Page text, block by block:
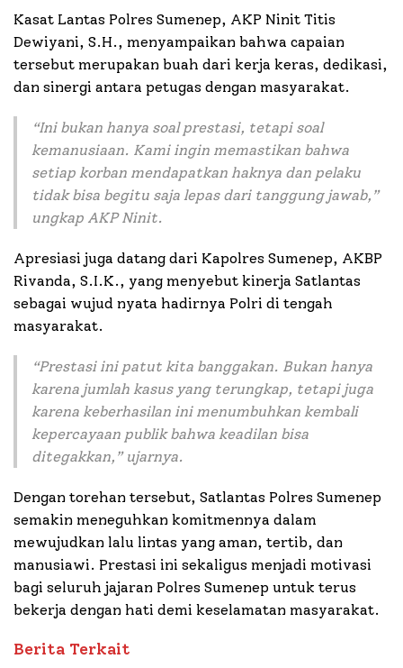
Kasat Lantas Polres Sumenep, AKP Ninit Titis
Dewiyani, S.H., menyampaikan bahwa capaian
tersebut merupakan buah dari kerja keras, dedikasi,
dan sinergi antara petugas dengan masyarakat.
“Ini bukan hanya soal prestasi, tetapi soal
kemanusiaan. Kami ingin memastikan bahwa
setiap korban mendapatkan haknya dan pelaku
tidak bisa begitu saja lepas dari tanggung jawab,”
ungkap AKP Ninit.
Apresiasi juga datang dari Kapolres Sumenep, AKBP
Rivanda, S.I.K., yang menyebut kinerja Satlantas
sebagai wujud nyata hadirnya Polri di tengah
masyarakat.
“Prestasi ini patut kita banggakan. Bukan hanya
karena jumlah kasus yang terungkap, tetapi juga
karena keberhasilan ini menumbuhkan kembali
kepercayaan publik bahwa keadilan bisa
ditegakkan,”ujarnya.
Dengan torehan tersebut, Satlantas Polres Sumenep
semakin meneguhkan komitmennya dalam
mewujudkan lalu lintas yang aman, tertib, dan
manusiawi. Prestasi ini sekaligus menjadi motivasi
bagi seluruh jajaran Polres Sumenep untuk terus
bekerja dengan hati demi keselamatan masyarakat.
Berita Terkait